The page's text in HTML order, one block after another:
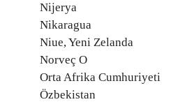
Nijerya
Nikaragua
Niue, Yeni Zelanda
Norveç O
Orta Afrika Cumhuriyeti
Özbekistan